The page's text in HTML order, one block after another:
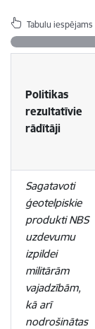
Tabulu
Politikas
rezultatīvie
rādītāji
Sagatavoti
ģeotelpiskie
produkti NBS
uzdevumu
izpildei
militārām
vajadzībām,
kā arī
nodrošinātas